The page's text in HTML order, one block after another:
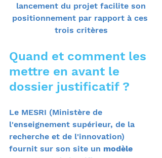
lancement du projet facilite son
positionnement par rapport à ces
trois critères
Quand et comment les
mettre en avant le
dossier justificatif ?
Le MESRI (Ministère de
l'enseignement supérieur, de la
recherche et de l'innovation)
fournit sur son site un modèle